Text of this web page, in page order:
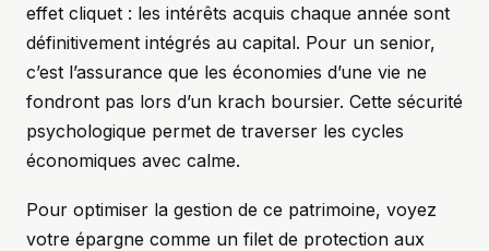
effet cliquet : les intérêts acquis chaque année sont
définitivement intégrés au capital. Pour un senior,
c’est l’assurance que les économies d’une vie ne
fondront pas lors d’un krach boursier. Cette sécurité
psychologique permet de traverser les cycles
économiques avec calme.
Pour optimiser la gestion de ce patrimoine, voyez
votre épargne comme un filet de protection aux